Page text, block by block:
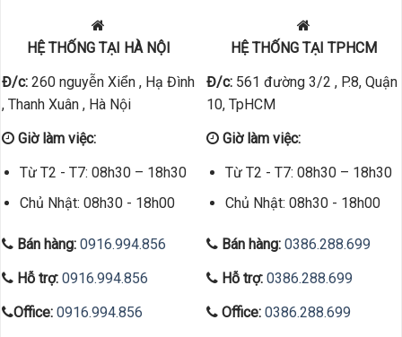
HỆ THỐNG TẠI HÀ NỘI
Đ/c:260 nguyễn Xiển , Hạ Đình
, Thanh Xuân , Hà Nội
Giờ làm việc:
Từ T2 - T7: 08h30 – 18h30
Chủ Nhật: 08h30 - 18h00
Bán hàng: 0916.994.856
Hỗ trợ: 0916.994.856
Office: 0916.994.856
HỆ THỐNG TẠI TPHCM
Đ/c:561 đường 3/2 , P.8, Quận
10, TpHCM
Giờ làm việc:
Từ T2 - T7: 08h30 – 18h30
Chủ Nhật: 08h30 - 18h00
Bán hàng: 0386.288.699
Hỗ trợ: 0386.288.699
Office: 0386.288.699